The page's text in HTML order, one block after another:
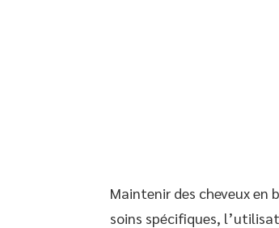
Maintenir des cheveux en
soins spécifiques,